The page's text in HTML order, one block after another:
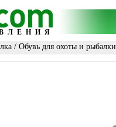
/ Обувь для охоты и рыбалки